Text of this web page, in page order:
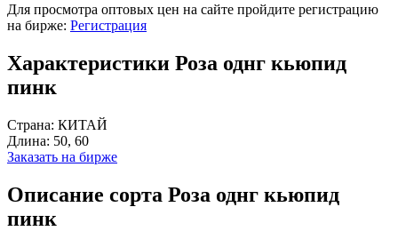
Для просмотра оптовых цен на сайте пройдите регистрацию
на бирже: Регистрация
Характеристики Роза однг кьюпид
пинк
Страна: КИТАЙ
Длина: 50, 60
Заказать на бирже
Описание сорта Роза однг кьюпид
пинк